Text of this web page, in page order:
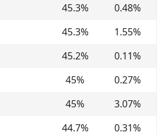
45.3% 0.48%
45.3% 1.55%
45.2% 0.11%
45% 0.27%
45% 3.07%
44.7% 0.31%